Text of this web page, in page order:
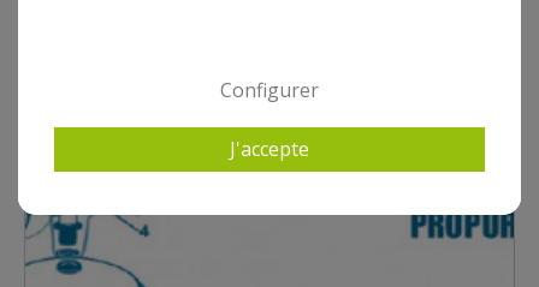
Configurer
J'accepte